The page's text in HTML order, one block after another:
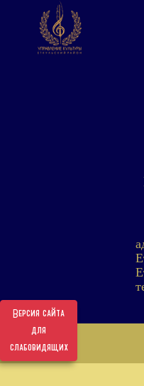
Версия сайта
для
слабовидящих